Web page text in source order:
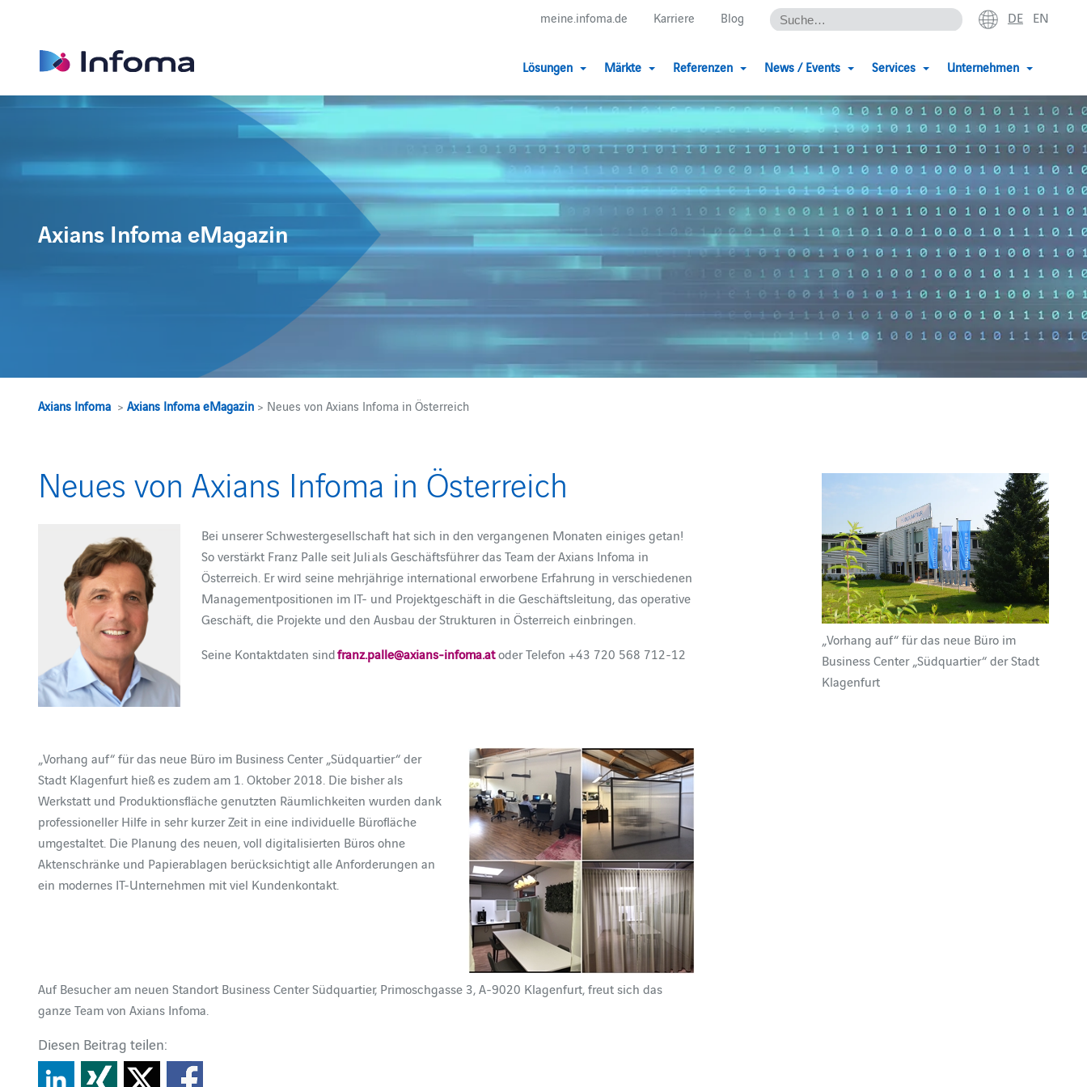
meine.infoma.de Karriere Blog DE EN
Lösungen Märkte Referenzen News / Events Services Unternehmen
Axians Infoma eMagazin
Axians Infoma >Axians Infoma eMagazin > Neues von Axians Infoma in Österreich
Neues von Axians Infoma in Österreich
Bei unserer Schwestergesellschaft hat sich in den vergangenen Monaten einiges getan!
So verstärkt Franz Palle seit Juli als Geschäftsführer das Team der Axians Infoma in
Österreich. Er wird seine mehrjährige international erworbene Erfahrung in verschiedenen
Managementpositionen im IT- und Projektgeschäft in die Geschäftsleitung, das operative
Geschäft, die Projekte und den Ausbau der Strukturen in Österreich einbringen.
Seine Kontaktdaten sindfranz.palle@axians-infoma.atoder Telefon +43 720 568 712-12
„Vorhang auf“ für das neue Büro im Business Center „Südquartier“ der
Stadt Klagenfurt hieß es zudem am 1. Oktober 2018. Die bisher als
Werkstatt und Produktionsfläche genutzten Räumlichkeiten wurden dank
professioneller Hilfe in sehr kurzer Zeit in eine individuelle Bürofläche
umgestaltet. Die Planung des neuen, voll digitalisierten Büros ohne
Aktenschränke und Papierablagen berücksichtigt alle Anforderungen an
ein modernes IT-Unternehmen mit viel Kundenkontakt.
Auf Besucher am neuen Standort Business Center Südquartier, Primoschgasse 3, A-9020 Klagenfurt, freut sich das
ganze Team von Axians Infoma.
Diesen Beitrag teilen:
„Vorhang auf“ für das neue Büro im
Business Center „Südquartier“ der Stadt
Klagenfurt